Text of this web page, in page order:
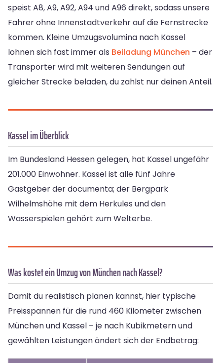
speist A8, A9, A92, A94 und A96 direkt, sodass unsere
Fahrer ohne Innenstadtverkehr auf die Fernstrecke
kommen. Kleine Umzugsvolumina nach Kassel
lohnen sich fast immer als Beiladung München – der
Transporter wird mit weiteren Sendungen auf
gleicher Strecke beladen, du zahlst nur deinen Anteil.
Kassel im Überblick
Im Bundesland Hessen gelegen, hat Kassel ungefähr
201.000 Einwohner. Kassel ist alle fünf Jahre
Gastgeber der documenta; der Bergpark
Wilhelmshöhe mit dem Herkules und den
Wasserspielen gehört zum Welterbe.
Was kostet ein Umzug von München nach Kassel?
Damit du realistisch planen kannst, hier typische
Preisspannen für die rund 460 Kilometer zwischen
München und Kassel – je nach Kubikmetern und
gewählten Leistungen ändert sich der Endbetrag: